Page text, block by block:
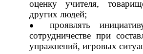
оценку учителя,
других людей;
проявлять
сотрудничестве при
упражнений, игровых